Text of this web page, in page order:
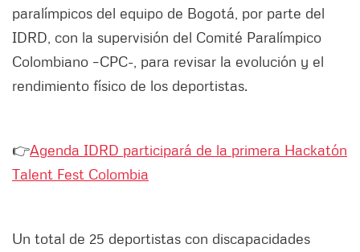
paralímpicos del equipo de Bogotá, por parte del
IDRD, con la supervisión del Comité Paralímpico
Colombiano –CPC-, para revisar la evolución y el
rendimiento físico de los deportistas.
👉Agenda IDRD participará de la primera Hackatón
Talent Fest Colombia
Un total de 25 deportistas con discapacidades